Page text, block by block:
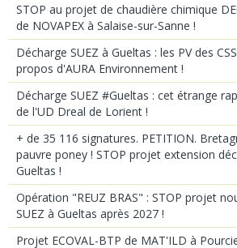
STOP au projet de chaudière chimique
de NOVAPEX à Salaise-sur-Sanne !
Décharge SUEZ à Gueltas : les PV des
propos d'AURA Environnement !
Décharge SUEZ #Gueltas : cet étrange
de l'UD Dreal de Lorient !
+ de 35 116 signatures. PETITION.
pauvre poney ! STOP projet extension
Gueltas !
Opération "REUZ BRAS" : STOP projet
SUEZ à Gueltas après 2027 !
Projet ECOVAL-BTP de MAT'ILD à